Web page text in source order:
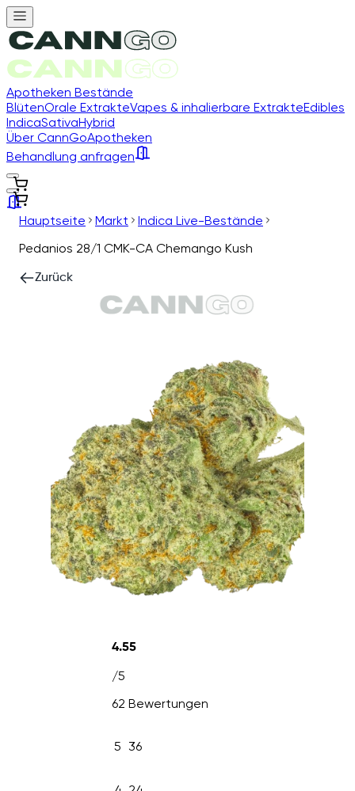
Apotheken Bestände
BlütenOrale ExtrakteVapes & inhalierbare ExtrakteEdibles
IndicaSativaHybrid
Über CannGoApotheken
Behandlung anfragen
Hauptseite Markt
Indica Live-Bestände
Pedanios 28/1 CMK-CA Chemango Kush
Zurück
4.55
/5
62 Bewertungen
5 36